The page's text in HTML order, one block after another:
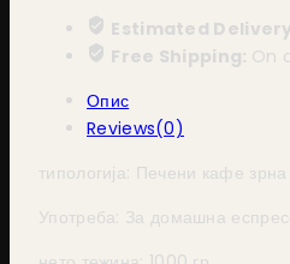
Estimated
Free Shipping: On
Опис
Reviews(0)
типологија: Печени кафе зрна
Употреба: За домашна